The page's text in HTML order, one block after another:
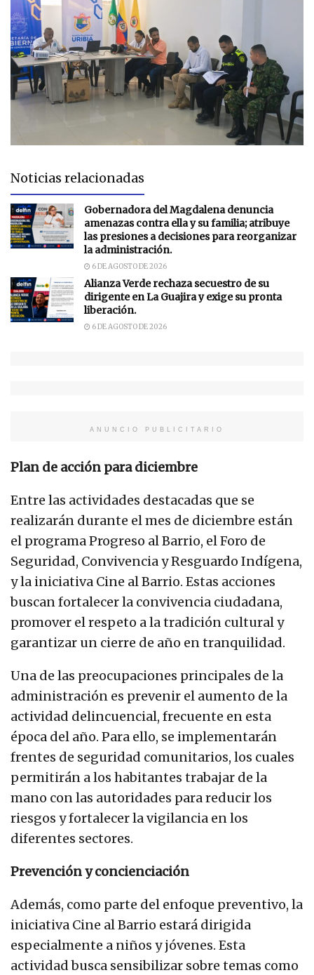
Noticias relacionadas
Gobernadora del Magdalena denuncia
amenazas contra ella y su familia; atribuye
las presiones a decisiones para reorganizar
la administración.
6 DE AGOSTO DE 2026
Alianza Verde rechaza secuestro de su
dirigente en La Guajira y exige su pronta
liberación.
6 DE AGOSTO DE 2026
ANUNCIO PUBLICITARIO
Plan de acción para diciembre
Entre las actividades destacadas que se
realizarán durante el mes de diciembre están
el programa Progreso al Barrio, el Foro de
Seguridad, Convivencia y Resguardo Indígena,
y la iniciativa Cine al Barrio. Estas acciones
buscan fortalecer la convivencia ciudadana,
promover el respeto a la tradición cultural y
garantizar un cierre de año en tranquilidad.
Una de las preocupaciones principales de la
administración es prevenir el aumento de la
actividad delincuencial, frecuente en esta
época del año. Para ello, se implementarán
frentes de seguridad comunitarios, los cuales
permitirán a los habitantes trabajar de la
mano con las autoridades para reducir los
riesgos y fortalecer la vigilancia en los
diferentes sectores.
Prevención y concienciación
Además, como parte del enfoque preventivo, la
iniciativa Cine al Barrio estará dirigida
especialmente a niños y jóvenes. Esta
actividad busca sensibilizar sobre temas como